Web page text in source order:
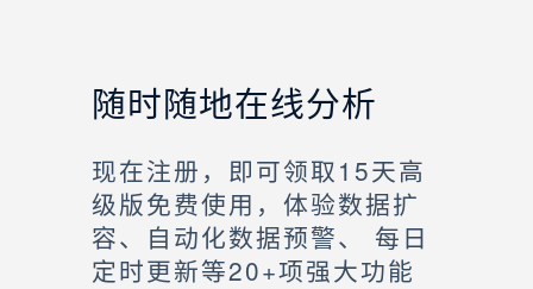
随时随地在线分析
现在注册，即可领取15天高
级版免费使用，体验数据扩
容、自动化数据预警、 每日
定时更新等20+项强大功能